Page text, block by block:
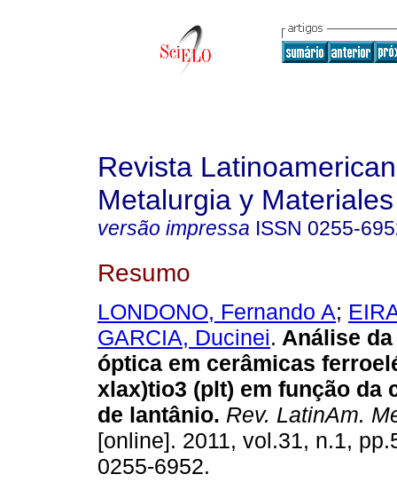
Revista
Metalurgia y Materiales
versão impressa ISSN 0255-
Resumo
LONDONO, Fernando A;
GARCIA, Ducinei. Análise
óptica em cerâmicas
xlax)tio3 (plt) em função da
de lantânio. Rev. LatinAm.
[online]. 2011, vol.31, n.1,
0255-6952.